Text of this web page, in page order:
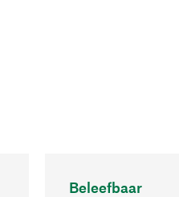
Beleefbaar